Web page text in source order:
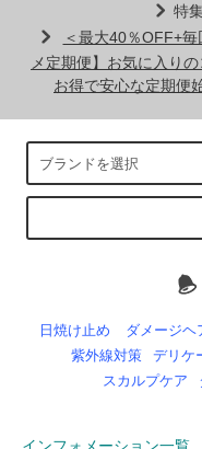
特
＜最大40％OFF+
メ定期便】お気に入り
お得で安心な定期便
日焼け止め ダメージヘ
紫外線対策
デリケ
スカルプケア